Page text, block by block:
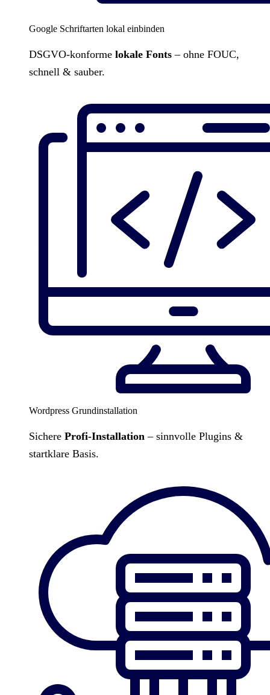
Google Schriftarten lokal einbinden
DSGVO-konforme lokale Fonts – ohne FOUC,
schnell & sauber.
Wordpress Grundinstallation
Sichere Profi-Installation – sinnvolle Plugins &
startklare Basis.